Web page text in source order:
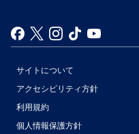
サイトについて
アクセシビリティ方針
利用規約
個人情報保護方針